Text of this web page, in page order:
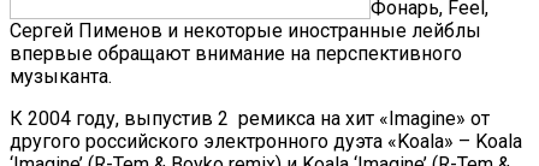
Фонарь, Feel,
Сергей Пименов и некоторые иностранные лейблы
впервые обращают внимание на перспективного
музыканта.
К 2004 году, выпустив 2 ремикса на хит «Imagine» от
другого российского электронного дуэта «Koala» – Koala